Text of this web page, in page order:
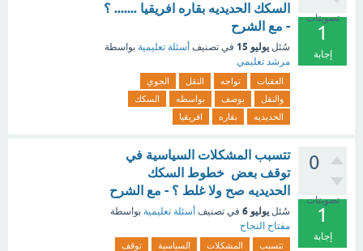
تصويتات
1
إجابة
السكك الحديديه بقاره افريقيا ....... ؟
- مع الشرح
سُئل يوليو 15 في تصنيف أسئلة تعليمية بواسطة
مرشد تعليمي
العقبات تواجه النقل
الجوي
والنقل
بوصف بواسطه
السكك
الحديديه
بقاره افريقيا
0
تصويتات
1
إجابة
تتسبب المشكلات السياسية في
توقف بعض خطوط السكك
الحديديه صح ولا غلط ؟ - مع الشرح
سُئل يوليو 6 في تصنيف أسئلة تعليمية بواسطة
مفتاح النجاح
تتسبب المشكلات السياسية
توقف